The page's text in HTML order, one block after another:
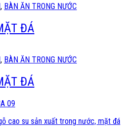
, BÀN ĂN TRONG NƯỚC
ĐÁ
, BÀN ĂN TRONG NƯỚC
ĐÁ
09
cao su sản xuất trong nước, mặt đá